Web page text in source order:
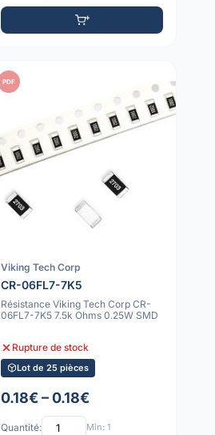
PDF
Viking Tech Corp
CR-06FL7-7K5
Résistance Viking Tech Corp CR-
06FL7-7K5 7.5k Ohms 0.25W SMD
Rupture de stock
Lot de 25 pièces
0.18€ – 0.18€
Quantité: Min: 1